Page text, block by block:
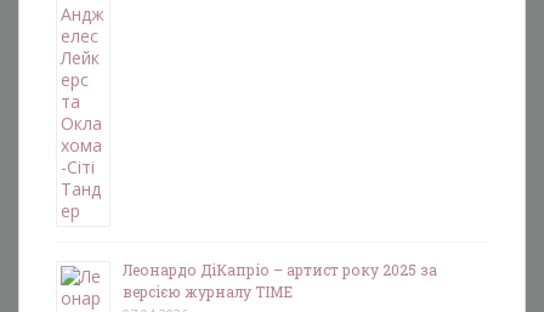
Леонардо ДіКапріо – артист року 2025 за
версією журналу TIME